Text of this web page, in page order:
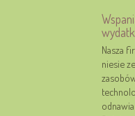
Nasza
niesie